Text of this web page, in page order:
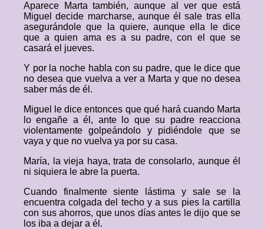
Aparece Marta también, aunque al ver que está
Miguel decide marcharse, aunque él sale tras ella
asegurándole que la quiere, aunque ella le dice
que a quien ama es a su padre, con el que se
casará el jueves.
Y por la noche habla con su padre, que le dice que
no desea que vuelva a ver a Marta y que no desea
saber más de él.
Miguel le dice entonces que qué hará cuando Marta
lo engañe a él, ante lo que su padre reacciona
violentamente golpeándolo y pidiéndole que se
vaya y que no vuelva ya por su casa.
María, la vieja haya, trata de consolarlo, aunque él
ni siquiera le abre la puerta.
Cuando finalmente siente lástima y sale se la
encuentra colgada del techo y a sus pies la cartilla
con sus ahorros, que unos días antes le dijo que se
los iba a dejar a él.